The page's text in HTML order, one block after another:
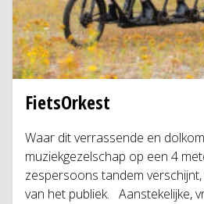
FietsOrkest
Waar dit verrassende en
muziekgezelschap op een 4
zespersoons tandem
van het publiek. Aanstekelijke,